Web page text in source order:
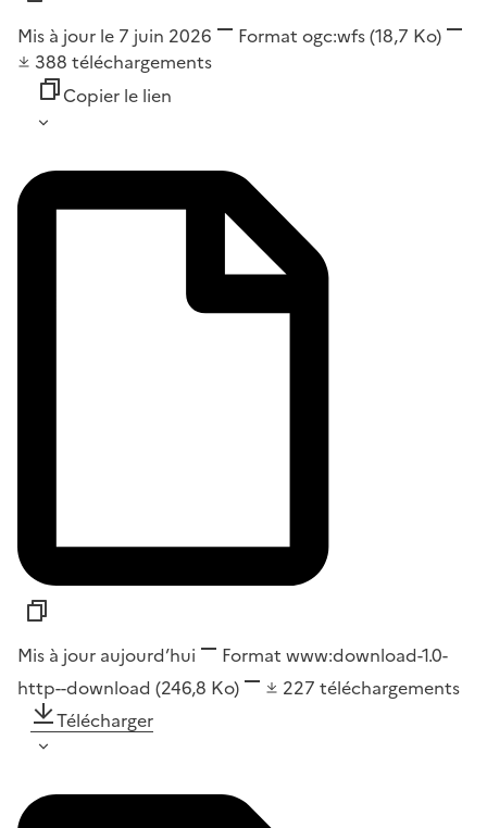
Mis à jour le 7 juin 2026 Format ogc:wfs(18,7 Ko)
388 téléchargements
Copier le lien
Mis à jour aujourd’hui Format www:download-1.0-
http--download (246,8 Ko) 227 téléchargements
Télécharger